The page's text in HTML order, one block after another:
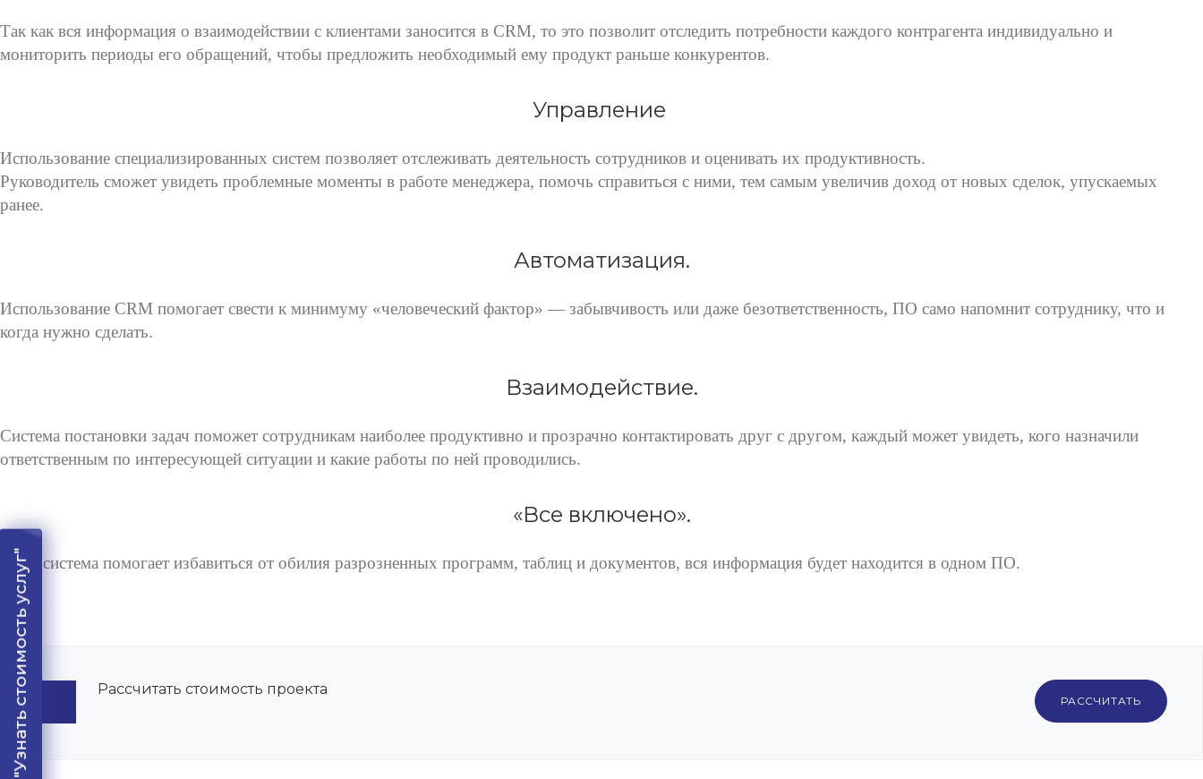
Так как вся информация о взаимодействии с клиентами заносится в CRM, то это позволит отследить потребности каждого контрагента индивидуально и
мониторить периоды его обращений, чтобы предложить необходимый ему продукт раньше конкурентов.
Управление
Использование специализированных систем позволяет отслеживать деятельность сотрудников и оценивать их продуктивность.
Руководитель сможет увидеть проблемные моменты в работе менеджера, помочь справиться с ними, тем самым увеличив доход от новых сделок, упускаемых
ранее.
Автоматизация.
Использование CRM помогает свести к минимуму «человеческий фактор» — забывчивость или даже безответственность, ПО само напомнит сотруднику, что и
когда нужно сделать.
Взаимодействие.
Система постановки задач поможет сотрудникам наиболее продуктивно и прозрачно контактировать друг с другом, каждый может увидеть, кого назначили
ответственным по интересующей ситуации и какие работы по ней проводились.
«Все включено».
CRM система помогает избавиться от обилия разрозненных программ, таблиц и документов, вся информация будет находится в одном ПО.
Рассчитать стоимость проекта
РАССЧИТАТЬ
"Узнать стоимость услуг"